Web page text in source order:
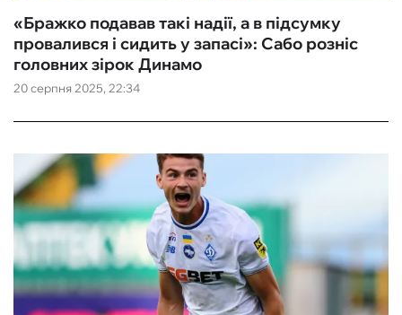
20 серпня 2025, 22:34
«Бражко подавав такі надії, а в підсумку
провалився і сидить у запасі»: Сабо розніс
головних зірок Динамо